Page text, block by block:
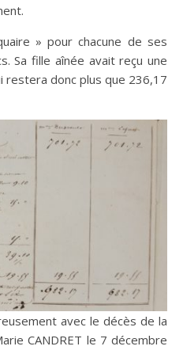
» pour chacune de ses
Sa fille aînée avait reçu une
restera donc plus que 236,17
avec le décès de la
CANDRET le 7 décembre